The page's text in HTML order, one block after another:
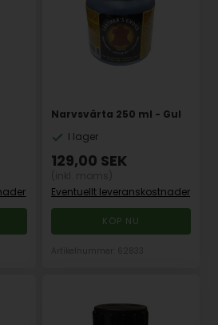
Narvsvärta 250 ml - Gul
I lager
129,00 SEK
Eventuellt leveranskostnader